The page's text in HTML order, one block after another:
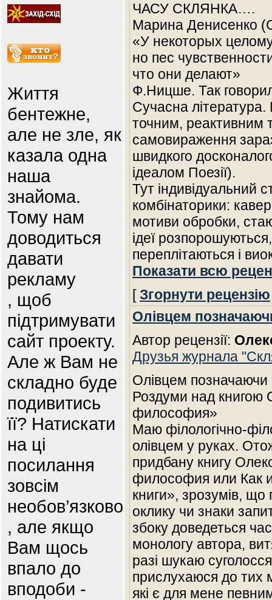
Життя
бентежне,
але не зле, як
казала одна
наша
знайома.
Тому нам
доводиться
давати
рекламу
, щоб
підтримувати
сайт проекту.
Але ж Вам не
складно буде
подивитись
її? Натискати
на ці
посилання
зовсім
необов’язково
, але якщо
Вам щось
впало до
вподоби -
ЧАСУ СКЛЯНКА….
Марина Денисенко
«У некоторых
но пес
что они делают»
Ф.Ницше. Так
Сучасна
точним, реактивним
самовираження
швидкого
ідеалом Поезії).
Тут індивідуальний
комбінаторики:
мотиви обробки,
ідеї
переплітаються і
Показати всю
[Згорнути рецензію
Олівцем
Автор рецензії:
Друзья журнала
Олівцем позначаючи
Роздуми над книгою
философия»
Маю філологічно-
олівцем у руках.
придбану книгу
философия или Как
книги», зрозумів, що
оклику чи знаки
збоку доведеться
монологу автора,
разі шукаю
прислухаюся до тих
які є для мене